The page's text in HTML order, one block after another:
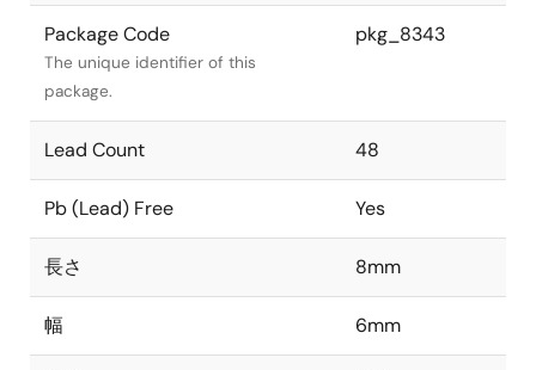
Package Code
The unique identifier of this
package.
pkg_8343
Lead Count 48
Pb (Lead) Free Yes
長さ 8mm
幅 6mm